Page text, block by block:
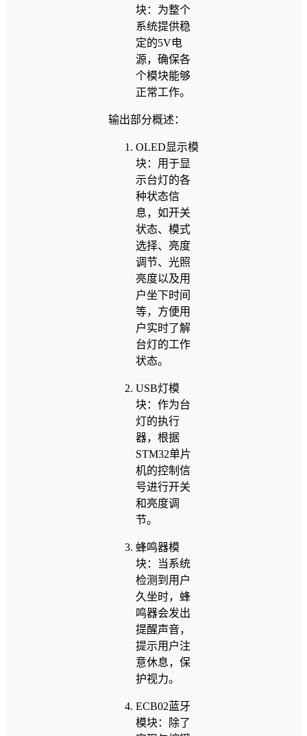
块：为整个
系统提供稳
定的5V电
源，确保各
个模块能够
正常工作。
输出部分概述：
OLED显示模
块：用于显
示台灯的各
种状态信
息，如开关
状态、模式
选择、亮度
调节、光照
亮度以及用
户坐下时间
等，方便用
户实时了解
台灯的工作
状态。
USB灯模
块：作为台
灯的执行
器，根据
STM32单片
机的控制信
号进行开关
和亮度调
节。
蜂鸣器模
块：当系统
检测到用户
久坐时，蜂
鸣器会发出
提醒声音，
提示用户注
意休息，保
护视力。
ECB02蓝牙
模块：除了